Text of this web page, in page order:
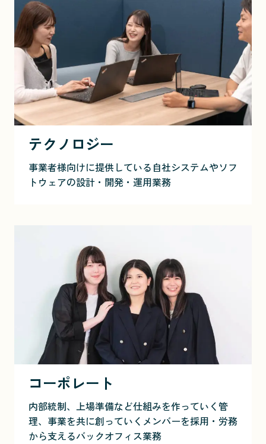
テクノロジー
事業者様向けに提供している自社システムやソフ
トウェアの設計・開発・運用業務
コーポレート
内部統制、上場準備など仕組みを作っていく管
理、事業を共に創っていくメンバーを採用・労務
から支えるバックオフィス業務